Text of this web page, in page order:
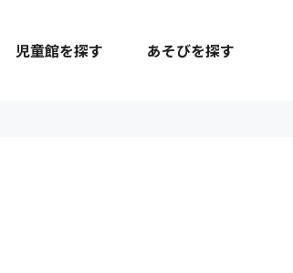
児童館を探す あそびを探す